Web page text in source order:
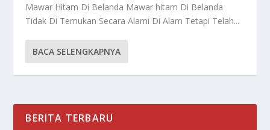
Mawar Hitam Di Belanda Mawar hitam Di Belanda
Tidak Di Temukan Secara Alami Di Alam Tetapi Telah...
BACA SELENGKAPNYA
BERITA TERBARU